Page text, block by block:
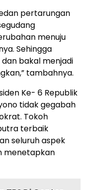
pertarungan
menuju
Sehingga
bakal menjadi
tambahnya.
Ke- 6 Republik
tidak gegabah
Tokoh
terbaik
seluruh aspek
menetapkan